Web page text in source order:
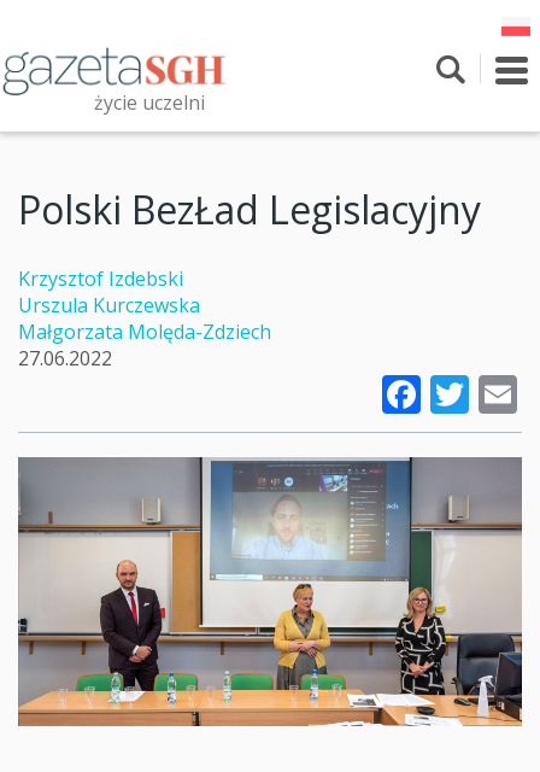
treści
życie uczelni
Polski BezŁad Legislacyjny
Krzysztof Izdebski
Urszula Kurczewska
Małgorzata Molęda-Zdziech
27.06.2022